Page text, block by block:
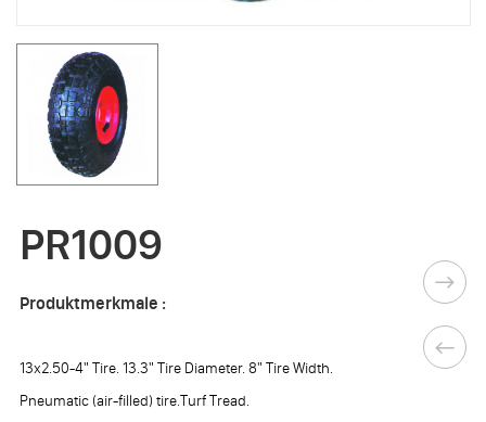
PR1009
Produktmerkmale :
13x2.50-4" Tire. 13.3" Tire Diameter. 8" Tire Width.
Pneumatic (air-filled) tire.Turf Tread.